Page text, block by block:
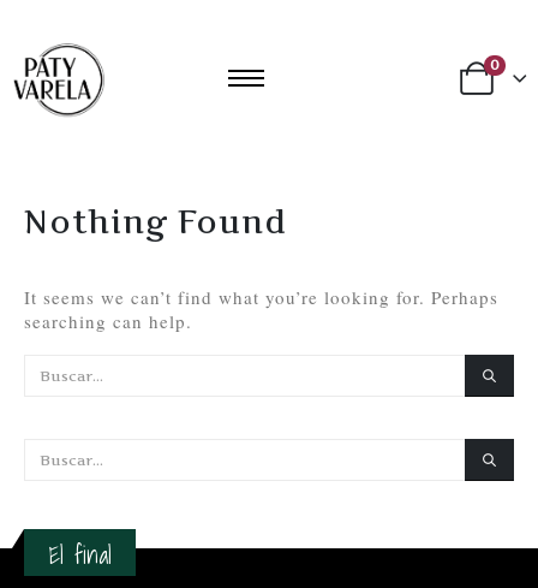
0
Nothing Found
It seems we can’t find what you’re looking for. Perhaps
searching can help.
El final